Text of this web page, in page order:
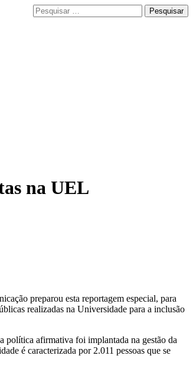
Pesquisar
por:
na UEL
preparou esta reportagem especial, para
realizadas na Universidade para a inclusão
política afirmativa foi implantada na gestão da
é caracterizada por 2.011 pessoas que se